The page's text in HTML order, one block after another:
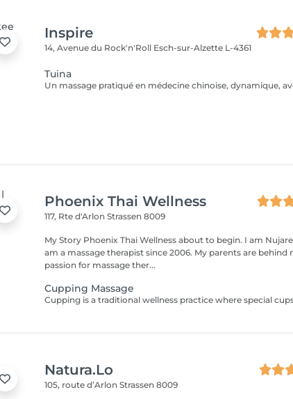
Inspire
14, Avenue du Rock'n'Roll Esch-sur-Alzette L-4361
Tuina
Phoenix Thai Wellness
117, Rte d'ArlonStrassen 8009
My Story Phoenix Thai Wellness about to begin. I am
am a massage therapist since 2006. My parents are behind
passion for massage ther...
Cupping Massage
Natura.Lo
105, route d’ArlonStrassen 8009